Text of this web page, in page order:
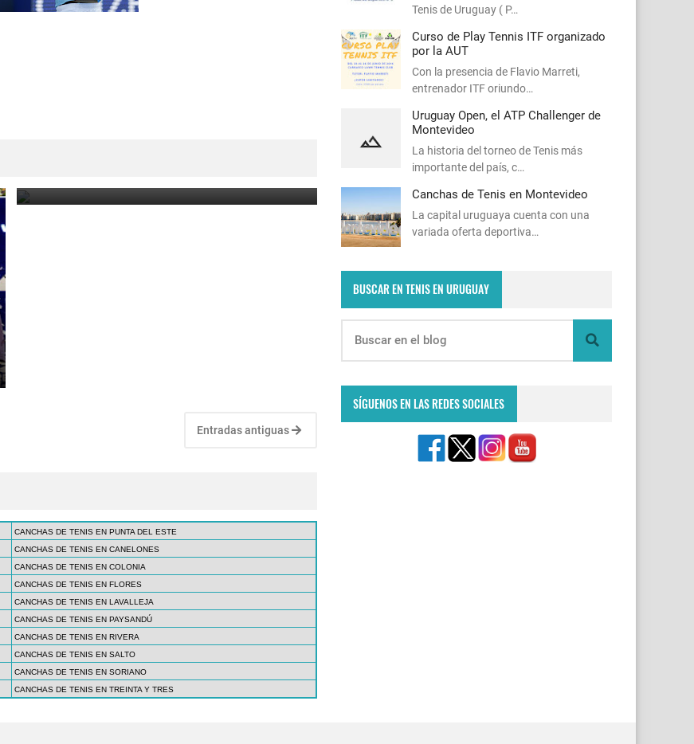
Entradas antiguas
CANCHAS DE TENIS EN PUNTA DEL ESTE
CANCHAS DE TENIS EN CANELONES
CANCHAS DE TENIS EN COLONIA
CANCHAS DE TENIS EN FLORES
CANCHAS DE TENIS EN LAVALLEJA
CANCHAS DE TENIS EN PAYSANDÚ
CANCHAS DE TENIS EN RIVERA
CANCHAS DE TENIS EN SALTO
CANCHAS DE TENIS EN SORIANO
CANCHAS DE TENIS EN TREINTA Y TRES
Tenis de Uruguay ( P…
Curso de Play Tennis ITF organizado
por la AUT
Con la presencia de Flavio Marreti,
entrenador ITF oriundo…
Uruguay Open, el ATP Challenger de
Montevideo
La historia del torneo de Tenis más
importante del país, c…
Canchas de Tenis en Montevideo
La capital uruguaya cuenta con una
variada oferta deportiva…
BUSCAR EN TENIS EN URUGUAY
SÍGUENOS EN LAS REDES SOCIALES